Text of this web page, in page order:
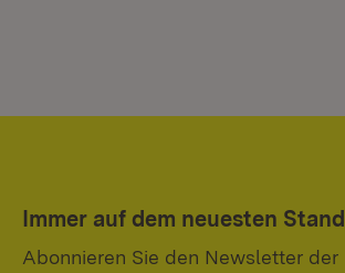
Immer auf dem neuesten Stand
Abonnieren Sie den Newsletter der